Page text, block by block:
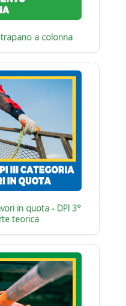
a colonna
in quota - DPI 3°
teorica